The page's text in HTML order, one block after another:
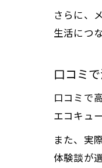
さらに、
生活につ
口コミ
口コミで
エコキュ
また、実
体験談が